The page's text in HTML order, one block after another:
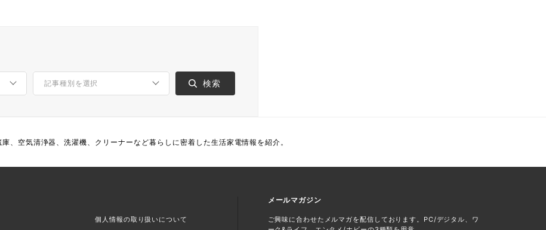
、空気清浄器、洗濯機、クリーナーなど暮らしに密着した生活家電情報を紹介。
個人情報の取り扱いについて
メールマガジン
ご興味に合わせたメルマガを配信しております。PC/デジタル、ワ